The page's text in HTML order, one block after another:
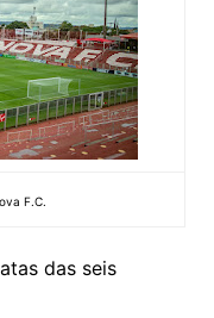
F.C.
das seis